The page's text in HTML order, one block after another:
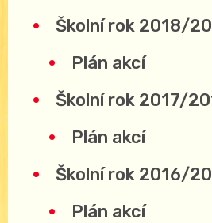
Školní rok 2018/
Plán akcí
Školní rok 2017/
Plán akcí
Školní rok 2016/
Plán akcí